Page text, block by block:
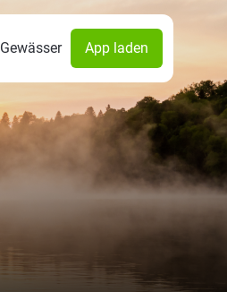
Gewässer App laden